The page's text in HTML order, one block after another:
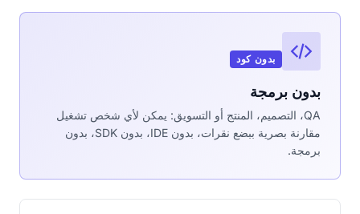
بدون كود
بدون برمجة
QA، التصميم، المنتج أو التسويق: يمكن لأي شخص تشغيل
مقارنة بصرية ببضع نقرات، بدون IDE، بدون SDK، بدون
برمجة.